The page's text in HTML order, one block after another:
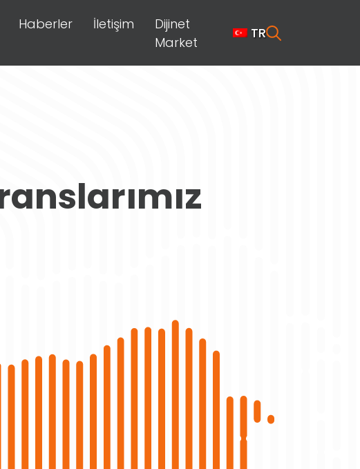
Haberler İletişim
Dijinet
Market
TR